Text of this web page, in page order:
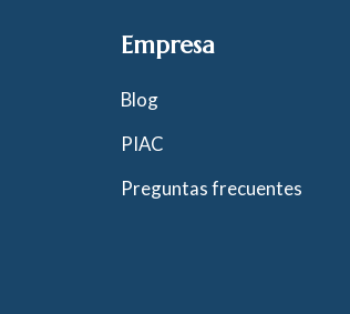
Empresa
Blog
PIAC
Preguntas frecuentes